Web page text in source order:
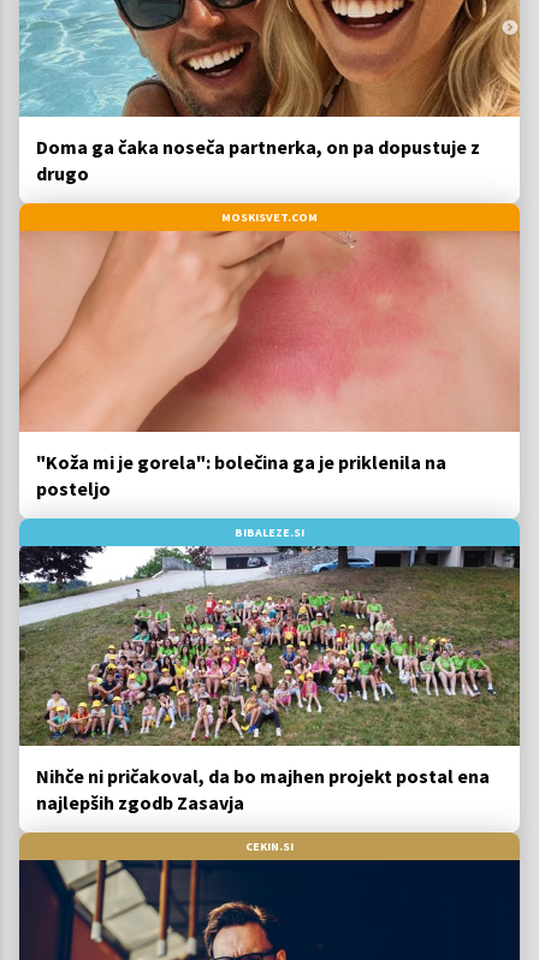
Doma ga čaka noseča partnerka, on pa dopustuje z
drugo
MOSKISVET.COM
"Koža mi je gorela": bolečina ga je priklenila na
posteljo
BIBALEZE.SI
Nihče ni pričakoval, da bo majhen projekt postal ena
najlepših zgodb Zasavja
CEKIN.SI